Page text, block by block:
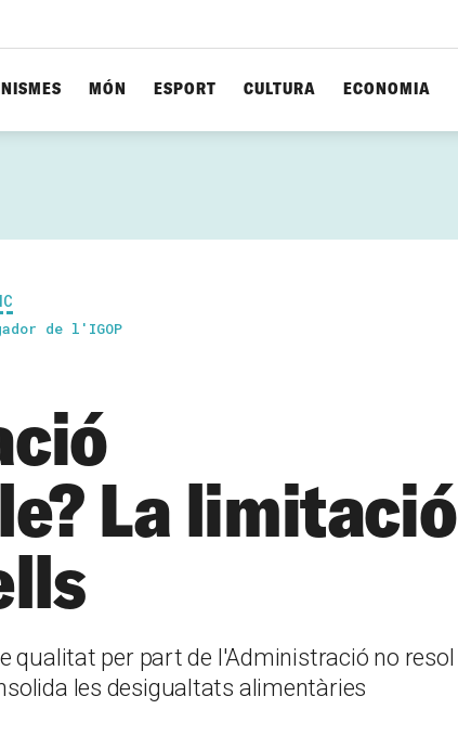
MÓN ESPORT CULTURA ECONOMIA
de l'IGOP
La limitació
qualitat per part de l'Administració no resol
les desigualtats alimentàries